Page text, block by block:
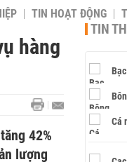
TIN HOẠT ĐỘNG
hàng
42%
lượng
TIN
Bạc
Cá